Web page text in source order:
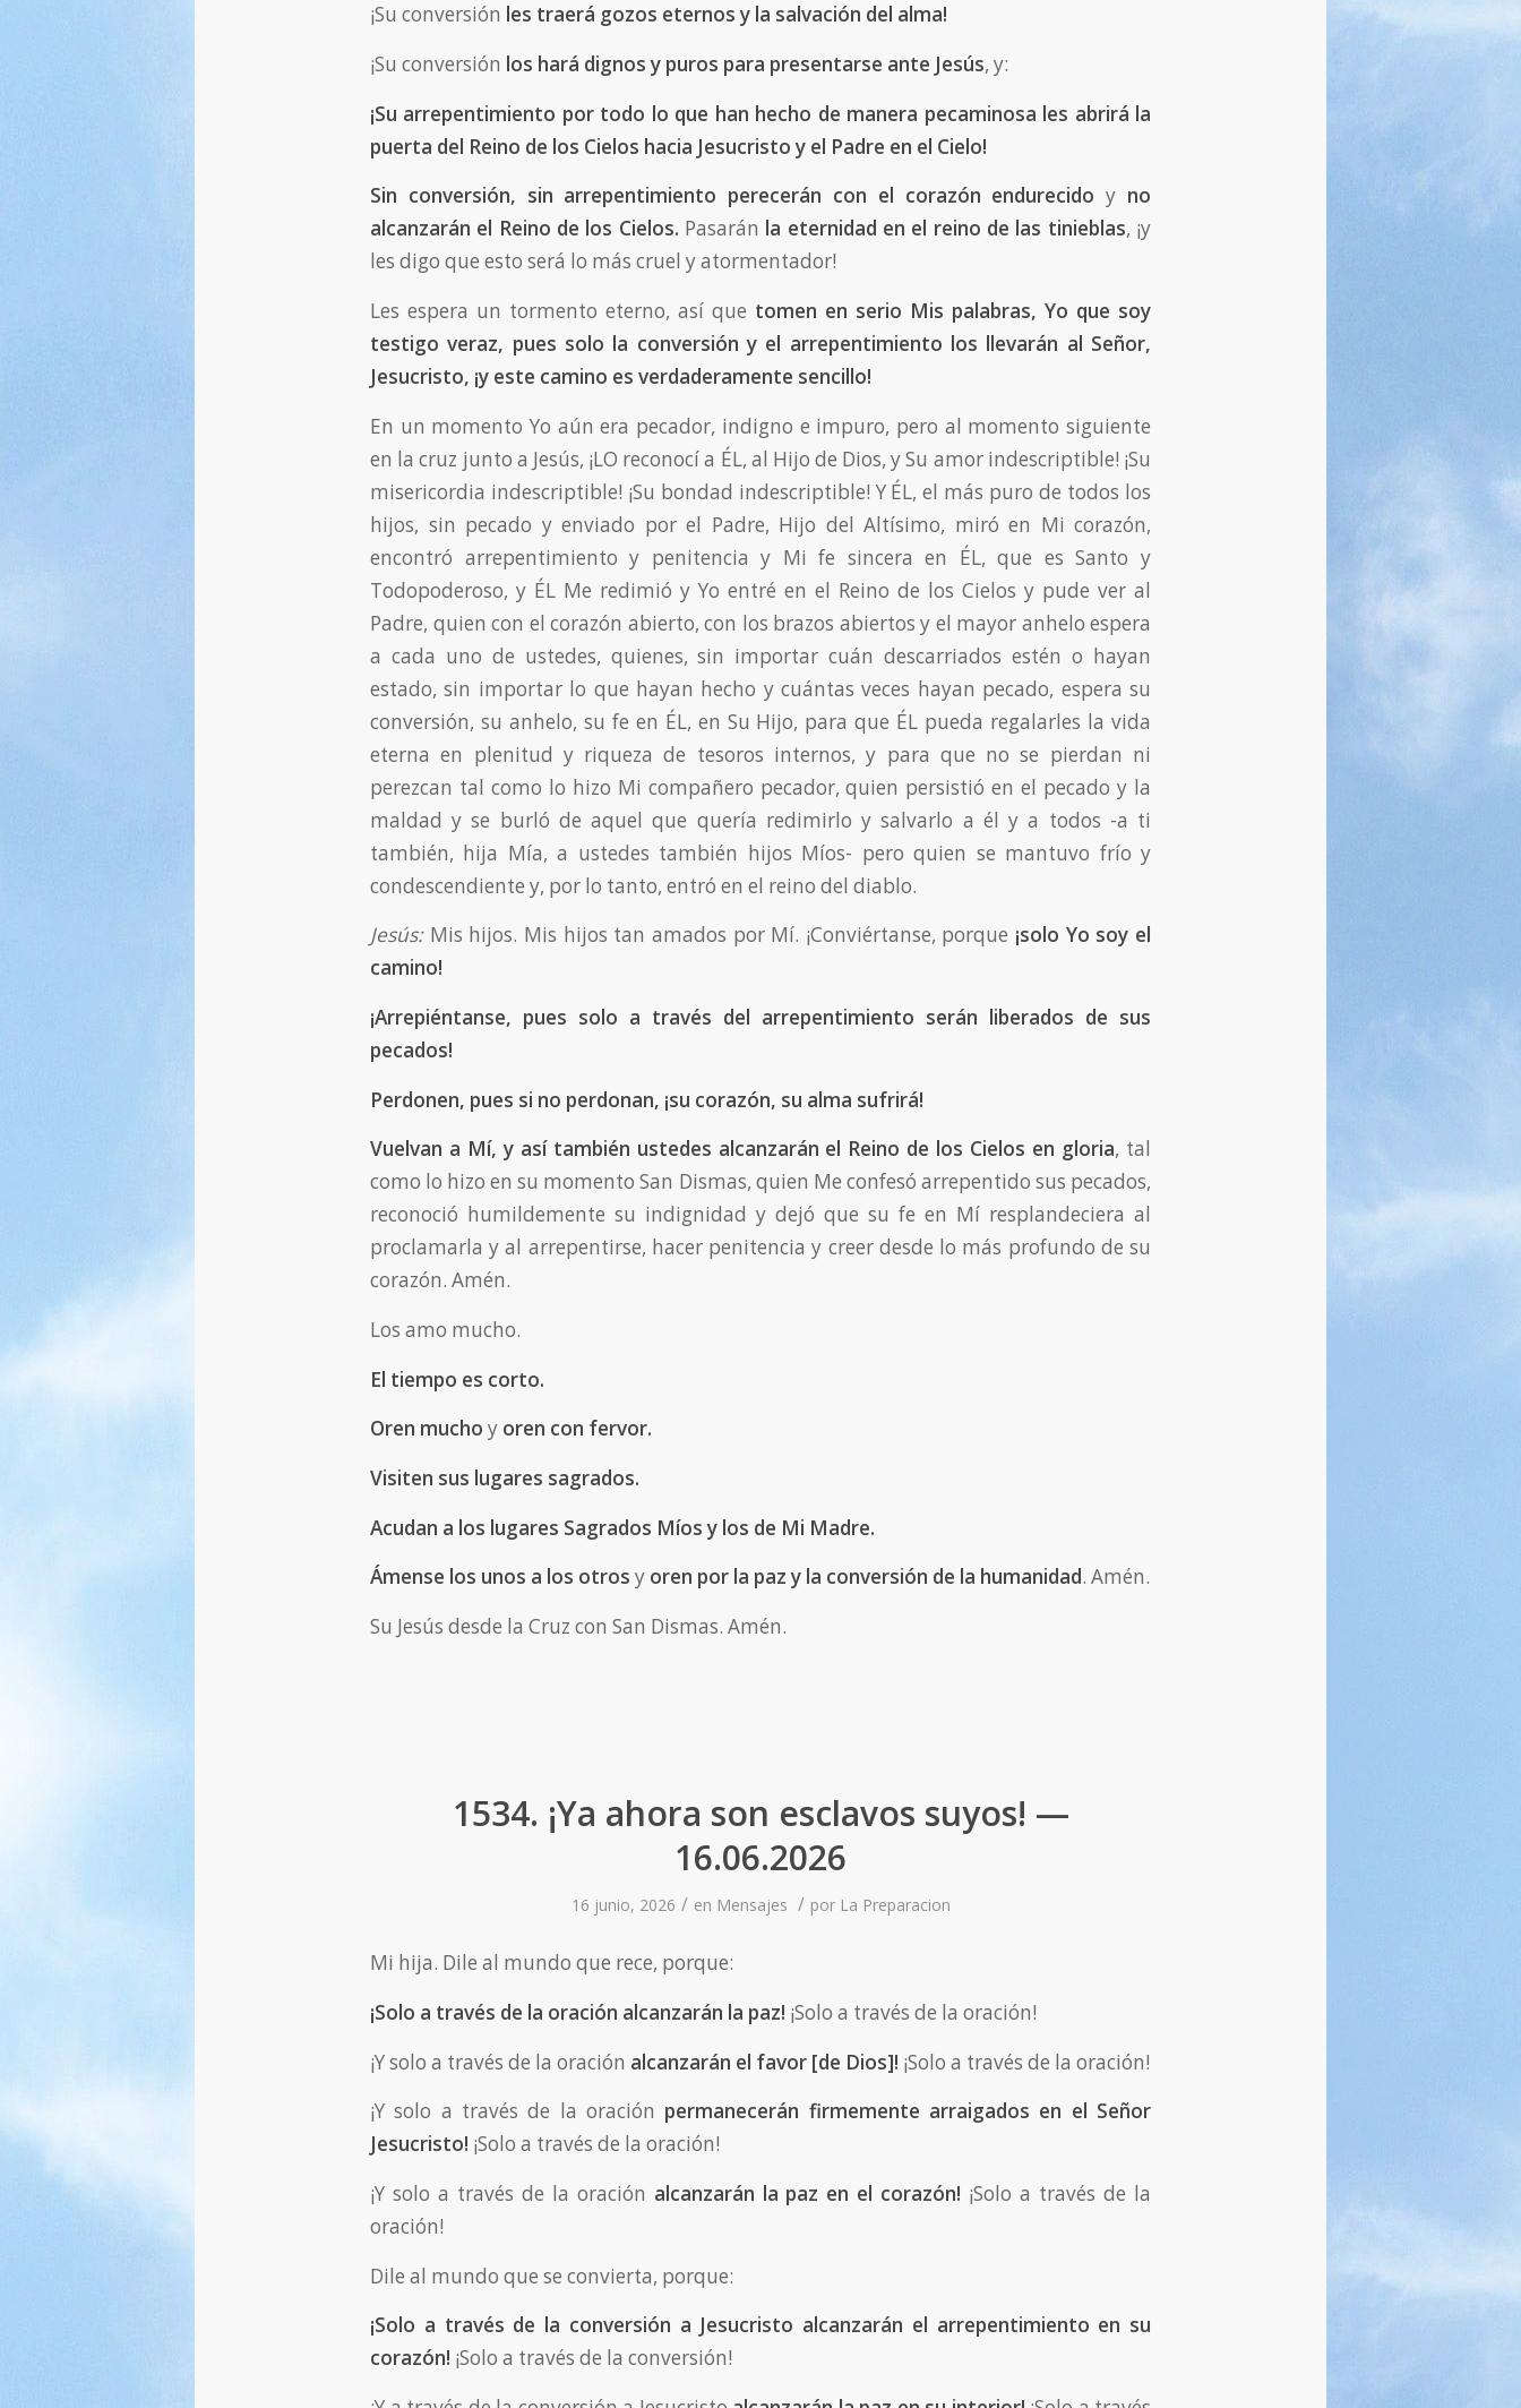
¡Su conversión les traerá gozos eternos y la salvación del alma!
¡Su conversión los hará dignos y puros para presentarse ante Jesús, y:
¡Su arrepentimiento por todo lo que han hecho de manera pecaminosa les abrirá la
puerta del Reino de los Cielos hacia Jesucristo y el Padre en el Cielo!
Sin conversión, sin arrepentimiento perecerán con el corazón endurecidoy no
alcanzarán el Reino de los Cielos. Pasarán la eternidad en el reino de las tinieblas, ¡y
les digo que esto será lo más cruel y atormentador!
Les espera un tormento eterno, así que tomen en serio Mis palabras, Yo que soy
testigo veraz, pues solo la conversión y el arrepentimiento los llevarán al Señor,
Jesucristo, ¡y este camino es verdaderamente sencillo!
En un momento Yo aún era pecador, indigno e impuro, pero al momento siguiente
en la cruz junto a Jesús, ¡LO reconocí a ÉL, al Hijo de Dios, y Su amor indescriptible! ¡Su
misericordia indescriptible! ¡Su bondad indescriptible! Y ÉL, el más puro de todos los
hijos, sin pecado y enviado por el Padre, Hijo del Altísimo, miró en Mi corazón,
encontró arrepentimiento y penitencia y Mi fe sincera en ÉL, que es Santo y
Todopoderoso, y ÉL Me redimió y Yo entré en el Reino de los Cielos y pude ver al
Padre, quien con el corazón abierto, con los brazos abiertos y el mayor anhelo espera
a cada uno de ustedes, quienes, sin importar cuán descarriados estén o hayan
estado, sin importar lo que hayan hecho y cuántas veces hayan pecado, espera su
conversión, su anhelo, su fe en ÉL, en Su Hijo, para que ÉL pueda regalarles la vida
eterna en plenitud y riqueza de tesoros internos, y para que no se pierdan ni
perezcan tal como lo hizo Mi compañero pecador, quien persistió en el pecado y la
maldad y se burló de aquel que quería redimirlo y salvarlo a él y a todos -a ti
también, hija Mía, a ustedes también hijos Míos- pero quien se mantuvo frío y
condescendiente y, por lo tanto, entró en el reino del diablo.
Jesús:Mis hijos. Mis hijos tan amados por Mí. ¡Conviértanse, porque ¡solo Yo soy el
camino!
¡Arrepiéntanse, pues solo a través del arrepentimiento serán liberados de sus
pecados!
Perdonen, pues si no perdonan, ¡su corazón, su alma sufrirá!
Vuelvan a Mí, y así también ustedes alcanzarán el Reino de los Cielos en gloria, tal
como lo hizo en su momento San Dismas, quien Me confesó arrepentido sus pecados,
reconoció humildemente su indignidad y dejó que su fe en Mí resplandeciera al
proclamarla y al arrepentirse, hacer penitencia y creer desde lo más profundo de su
corazón. Amén.
Los amo mucho.
El tiempo es corto.
Oren mucho y oren con fervor.
Visiten sus lugares sagrados.
Acudan a los lugares Sagrados Míos y los de Mi Madre.
Ámense los unos a los otros y oren por la paz y la conversión de la humanidad. Amén.
Su Jesús desde la Cruz con San Dismas. Amén.
1534. ¡Ya ahora son esclavos suyos! —
16.06.2026
16 junio, 2026 / en Mensajes / por La Preparacion
Mi hija. Dile al mundo que rece, porque:
¡Solo a través de la oración alcanzarán la paz! ¡Solo a través de la oración!
¡Y solo a través de la oración alcanzarán el favor [de Dios]! ¡Solo a través de la oración!
¡Y solo a través de la oración permanecerán firmemente arraigados en el Señor
Jesucristo! ¡Solo a través de la oración!
¡Y solo a través de la oración alcanzarán la paz en el corazón! ¡Solo a través de la
oración!
Dile al mundo que se convierta, porque:
¡Solo a través de la conversión a Jesucristo alcanzarán el arrepentimiento en su
corazón! ¡Solo a través de la conversión!